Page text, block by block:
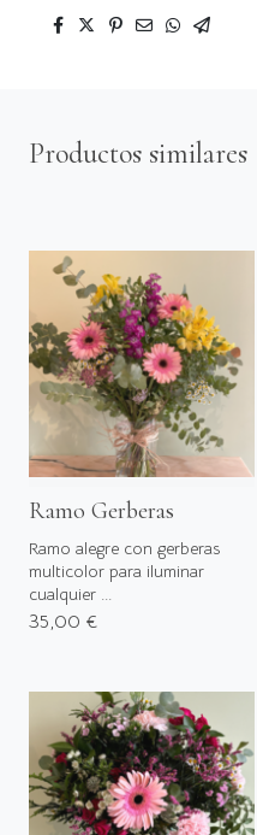
Productos similares
Ramo Gerberas
Ramo alegre con gerberas
multicolor para iluminar
cualquier ...
35,00 €